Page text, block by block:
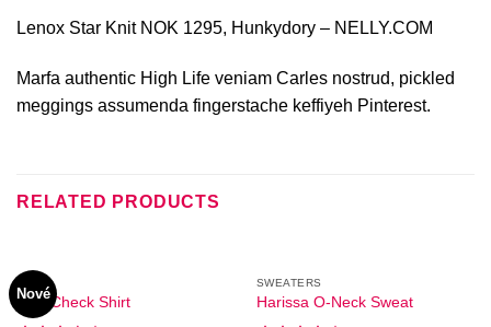
Lenox Star Knit NOK 1295, Hunkydory – NELLY.COM
Marfa authentic High Life veniam Carles nostrud, pickled
meggings assumenda fingerstache keffiyeh Pinterest.
RELATED PRODUCTS
Nové
Pink Check Shirt
SWEATERS
Harissa O-Neck Sweat